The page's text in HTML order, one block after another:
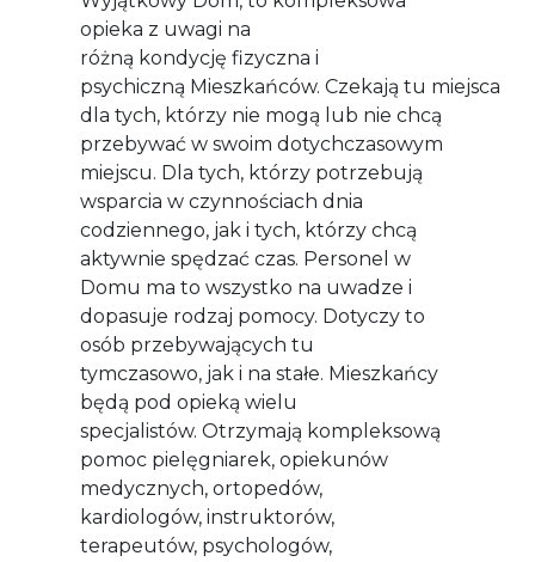
opieka z uwagi na
różną kondycję fizyczna i
psychiczną Mieszkańców. Czekają tu miejsca
dla tych, którzy nie mogą lub nie chcą
przebywać w swoim dotychczasowym
miejscu. Dla tych, którzy potrzebują
wsparcia w czynnościach dnia
codziennego, jak i tych, którzy chcą
aktywnie spędzać czas. Personel w
Domu ma to wszystko na uwadze i
dopasuje rodzaj pomocy. Dotyczy to
osób przebywających tu
tymczasowo, jak i na stałe. Mieszkańcy
będą pod opieką wielu
specjalistów. Otrzymają kompleksową
pomoc pielęgniarek, opiekunów
medycznych, ortopedów,
kardiologów, instruktorów,
terapeutów, psychologów,